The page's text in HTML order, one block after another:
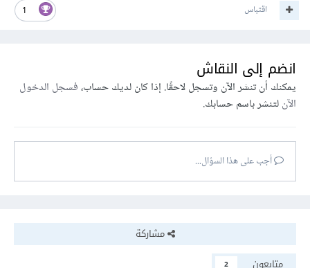
1 اقتباس
انضم إلى النقاش
يمكنك أن تنشر الآن وتسجل لاحقًا. إذا كان لديك حساب،فسجل الدخول
الآنلتنشر باسم حسابك.
أجب على هذا السؤال...
مشاركة
متابعون
2